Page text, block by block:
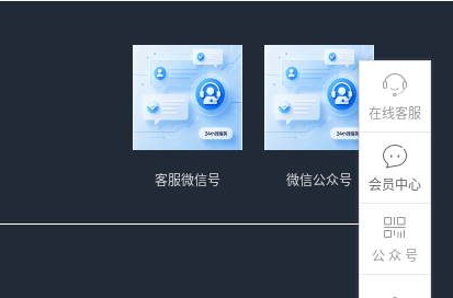
在线客服
会员中心
公 众 号
微信公众号
客服微信号